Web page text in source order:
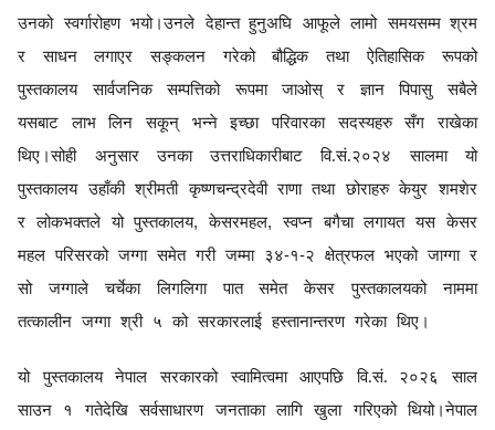
उनको स्वर्गारोहण भयो।उनले देहान्त हुनुअघि आफूले लामो समयसम्म श्रम
र साधन
लगाएर सङ्कलन गरेको बौद्धिक तथा ऐतिहासिक रूपको
पुस्तकालय सार्वजनिकसम्पत्तिको रूपमा
जाओस् र ज्ञान पिपासु सबैले
यसबाट लाभ लिन सकून् भन्नेइच्छा परिवारका सदस्यहरु सग राखेका
थिए।सोही अनुसार उनका उत्तराधिकारीबाटवि.स.२०२४ सालमायो
पुस्तकालयउहाँकीश्रीमती कृष्णचन्द्रदेवी राणातथाछोराहरुकेयुर शमशेर
र लोकभक्तले योपुस्तकालय,केसरमहल,स्वप्न बगैचालगायत यस केसर
महल परिसरको जग्गा समेत गरी जम्मा ३४-१-२ क्षेत्रफल भएको जाग्गा र
सोजग्गाले चर्चेका लिगलिगा पात समेतकेसर पुस्तकालयको नाममा
तत्कालन जग्गा श्री ५ को सरकारलाई हस्तानान्तरणगरेका थिए।
यो पुस्तकालयनेपालसरकारको स्वामित्वमा आएपछि वि.सं.
२०२६ साल
साउन १ गतेदेखिसर्वसाधारण जनताकालागि खुला गरिएको थियो।नेपाल